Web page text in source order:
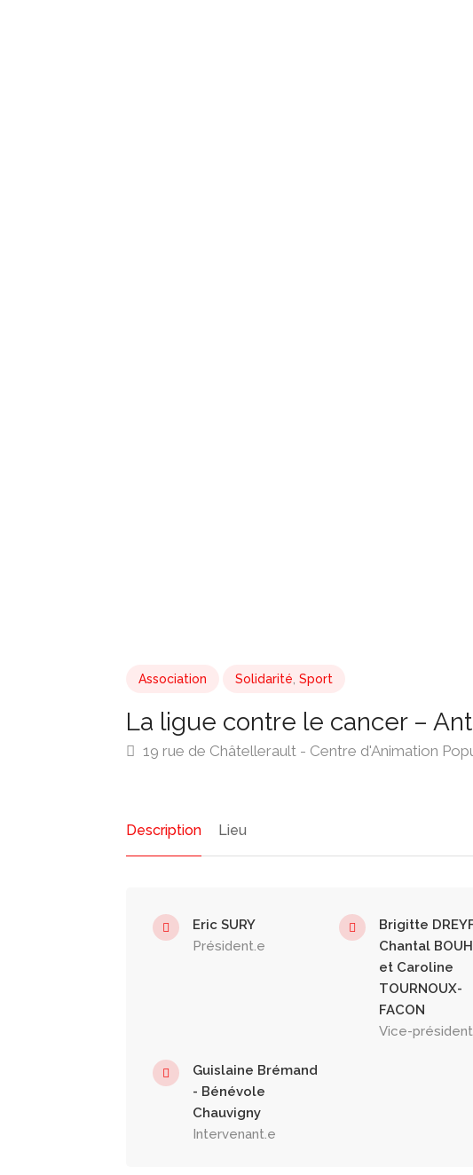
Association Solidarité, Sport
La ligue contre le cancer –
19 rue de Châtellerault - Centre d'Animation
Description Lieu
Eric SURY
Président.e
Brigitte
Chantal
et Caroline
TOURNOUX-
FACON
Vice-
Guislaine Brémand
- Bénévole
Chauvigny
Intervenant.e